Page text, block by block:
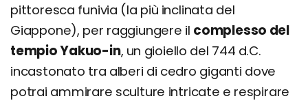
pittoresca funivia (la più inclinata del
Giappone), per raggiungere il complesso del
tempio Yakuo-in, un gioiello del 744 d.C.
incastonato tra alberi di cedro giganti dove
potrai ammirare sculture intricate e respirare